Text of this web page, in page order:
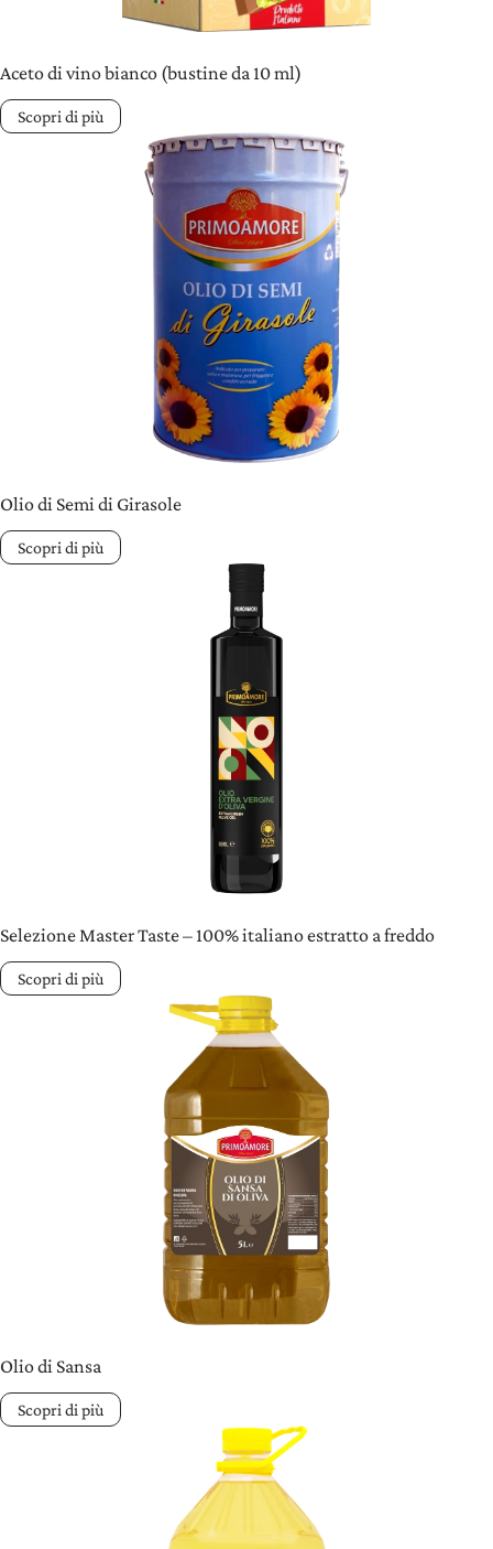
Aceto di vino bianco (bustine da 10 ml)
Scopri di più
Olio di Semi di Girasole
Scopri di più
Selezione Master Taste – 100% italiano estratto a freddo
Scopri di più
Olio di Sansa
Scopri di più